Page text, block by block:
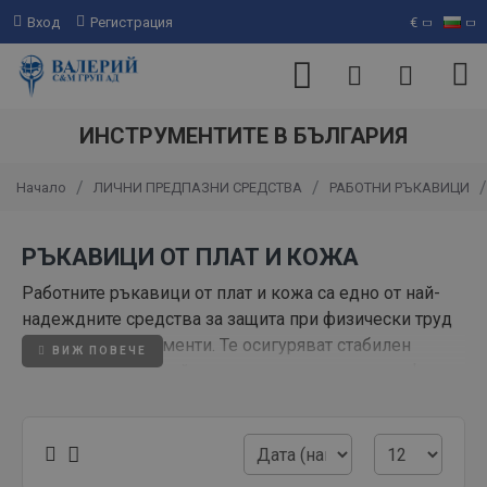
Вход Регистрация €
ИНСТРУМЕНТИТЕ В БЪЛГАРИЯ
Начало ЛИЧНИ ПРЕДПАЗНИ СРЕДСТВА РАБОТНИ РЪКАВИЦИ
РЪКАВИЦИ ОТ ПЛАТ И КОЖА
Работните ръкавици от плат и кожа са едно от най-
надеждните средства за защита при физически труд
и работа с инструменти. Те осигуряват стабилен
захват, висока устойчивост на износване и комфорт
стопанство и в различни производствени среди,
където ръцете са подложени на натоварване и риск